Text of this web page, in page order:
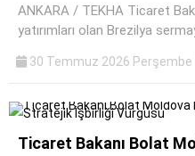
ANKARA / TEKHA Ticaret
yatırımları olan Brezilya
30 Temmuz 2026 Perşembe
Ticaret Bakanı Bolat